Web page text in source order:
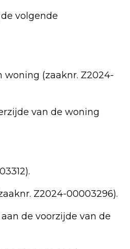
volgende
woning (zaaknr. Z2024-
van de woning
Z2024-00003296).
de voorzijde van de